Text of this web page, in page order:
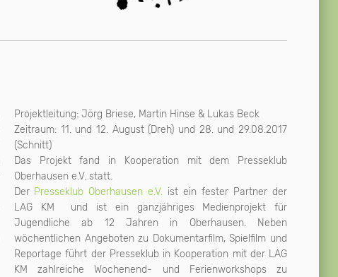
Projektleitung: Jörg Briese, Martin Hinse & Lukas Beck
Zeitraum: 11. und 12. August (Dreh) und 28. und 29.08.2017
(Schnitt)
Das Projekt fand in Kooperation mit dem Presseklub
Oberhausen e.V. statt.
Der Presseklub Oberhausen e.V. ist ein fester Partner der
LAG KM und ist ein ganzjähriges Medienprojekt für
Jugendliche ab 12 Jahren in Oberhausen. Neben
wöchentlichen Angeboten zu Dokumentarfilm, Spielfilm und
Reportage führt der Presseklub in Kooperation mit der LAG
KM zahlreiche Wochenend- und Ferienworkshops zu